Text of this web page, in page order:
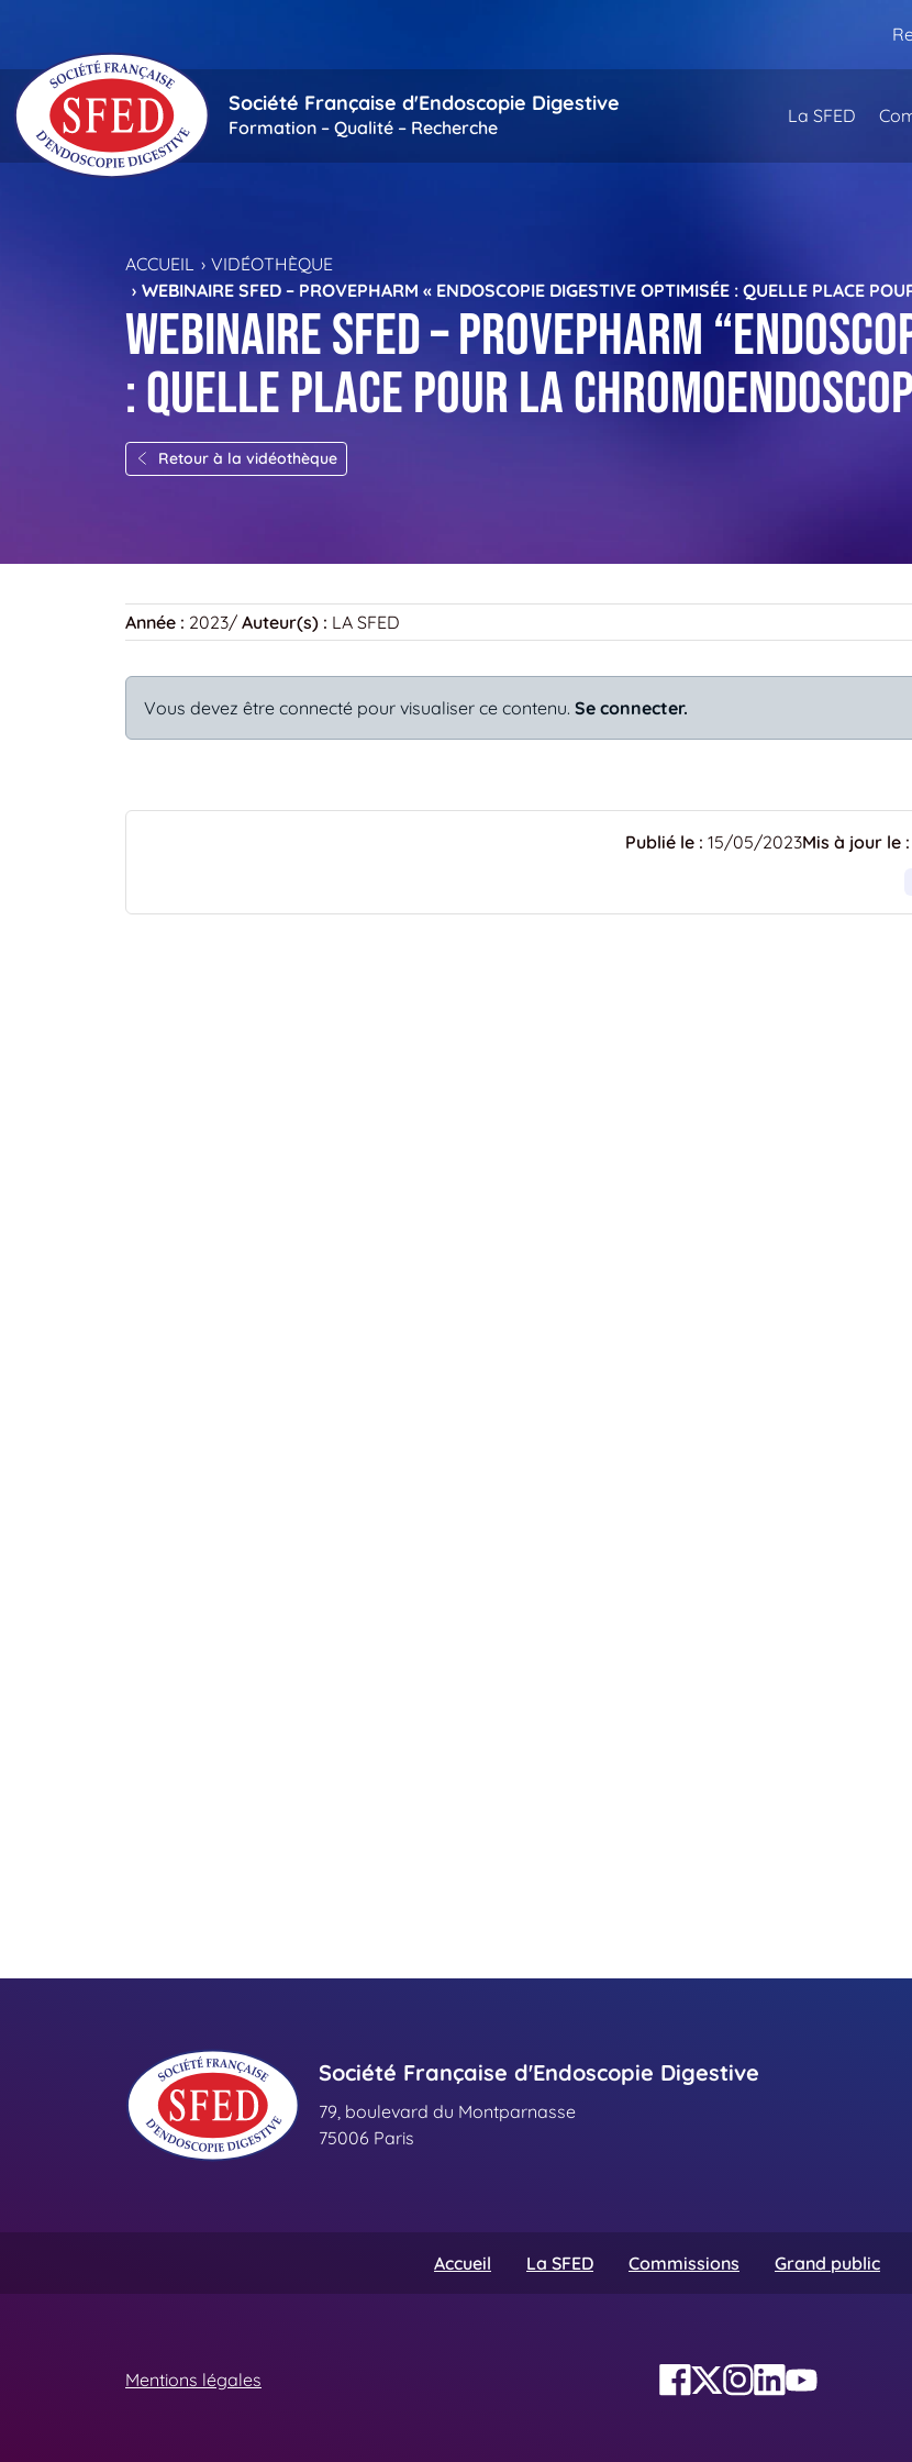
Société Française d'Endoscopie Digestive
Formation – Qualité – Recherche
La SFED
ACCUEIL
VIDÉOTHÈQUE
WEBINAIRE SFED – PROVEPHARM « ENDOSCOPIE DIGESTIVE OPTIMISÉE : QUELLE PLACE
Webinaire SFED – PROVEPHARM
: quelle place pour la
Retour à la vidéothèque
Année : 2023/ Auteur(s) : LA SFED
Vous devez être connecté pour visualiser ce contenu. Se connecter.
Publié le : 15/05/2023Mis à jour le :
Société Française d'Endoscopie Digestive
79, boulevard du Montparnasse
75006 Paris
Accueil La SFED Commissions Grand public
Mentions légales